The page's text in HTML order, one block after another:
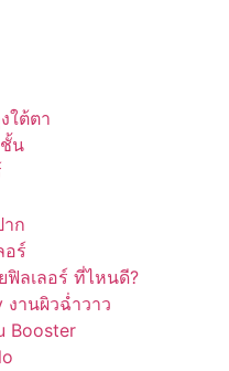
ใต้ตา
น
ก
อร์
ลเลอร์ ที่ไหนดี?
งานผิวฉ่ำวาว
Booster